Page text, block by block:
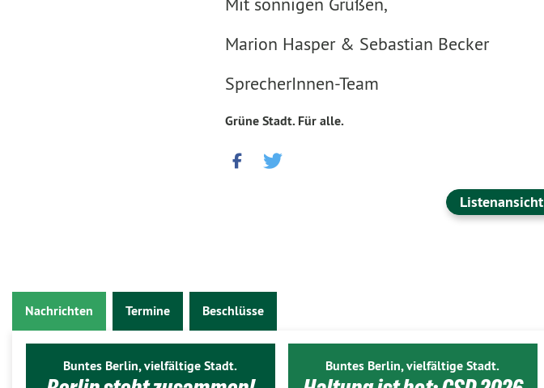
Marion Hasper & Sebastian Becker
SprecherInnen-Team
Grüne Stadt. Für alle.
Listenansicht
Nachrichten Termine Beschlüsse
Buntes Berlin, vielfältige Stadt. Buntes Berlin, vielfältige Stadt.